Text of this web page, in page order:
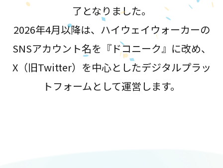
了となりました。
2026年4月以降は、ハイウェイウォーカーの
SNSアカウント名を『ドコニーク』に改め、
X（旧Twitter）を中心としたデジタルプラッ
トフォームとして運営します。